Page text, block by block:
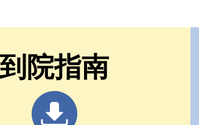
到院指南